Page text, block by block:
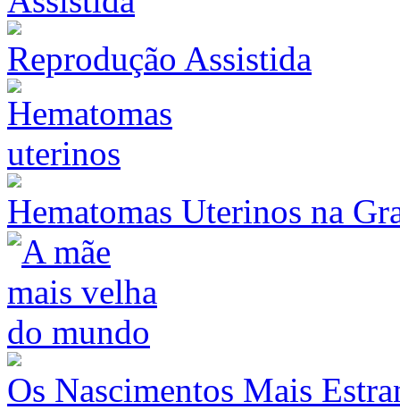
Reprodução Assistida
Hematomas Uterinos na
Os Nascimentos Mais